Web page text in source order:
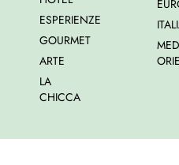
ESPERIENZE
GOURMET
ARTE
LA
CHICCA